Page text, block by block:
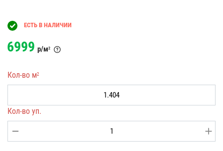
ЕСТЬ В НАЛИЧИИ
6999 р/м2
Кол-во м2
Кол-во уп.